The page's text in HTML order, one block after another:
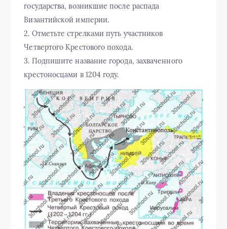
государства, возникшие после распада
Византийской империи.
2. Отметьте стрелками путь участников
Четвертого Крестового похода.
3. Подпишите название города, захваченного
крестоносцами в 1204 году.